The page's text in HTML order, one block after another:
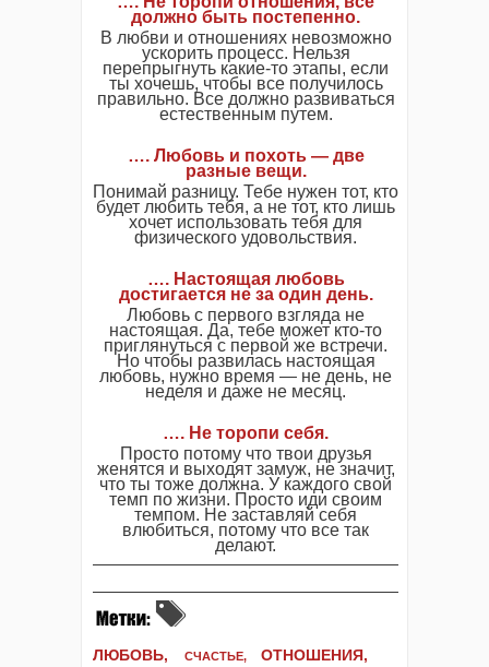
должно быть постепенно.
В любви и отношениях невозможно
ускорить процесс. Нельзя
перепрыгнуть какие-то этапы, если
ты хочешь, чтобы все получилось
правильно. Все должно развиваться
естественным путем.
…. Любовь и похоть — две
разные вещи.
Понимай разницу. Тебе нужен тот, кто
будет любить тебя, а не тот, кто лишь
хочет использовать тебя для
физического удовольствия.
…. Настоящая любовь
достигается не за один день.
Любовь с первого взгляда не
настоящая. Да, тебе может кто-то
приглянуться с первой же встречи.
Но чтобы развилась настоящая
любовь, нужно время — не день, не
неделя и даже не месяц.
…. Не торопи себя.
Просто потому что твои друзья
женятся и выходят замуж, не значит,
что ты тоже должна. У каждого свой
темп по жизни. Просто иди своим
темпом. Не заставляй себя
влюбиться, потому что все так
делают.
ЛЮБОВЬ, СЧАСТЬЕ, ОТНОШЕНИЯ,